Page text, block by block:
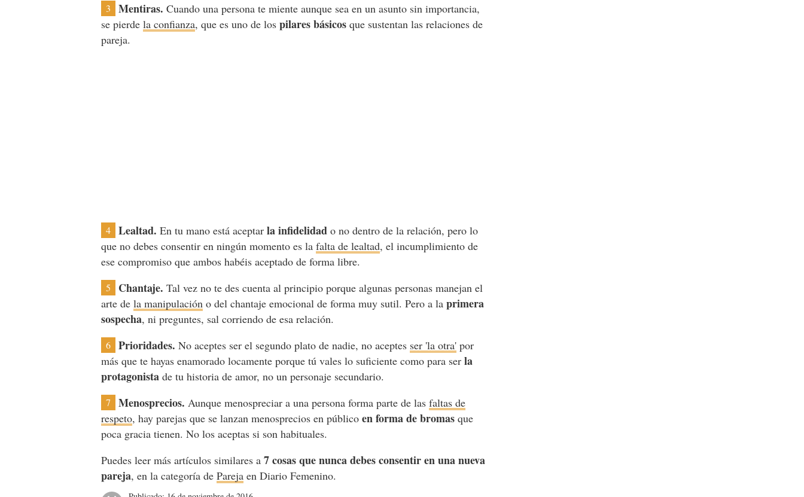
3 Mentiras. Cuando una persona te miente aunque sea en un asunto sin importancia,
se pierdela confianza, que es uno de lospilares básicos que sustentan las relaciones de
pareja.
4 Lealtad. En tu mano está aceptarla infidelidad o no dentro de la relación, pero lo
que no debes consentir en ningún momento es lafalta de lealtad, el incumplimiento de
ese compromiso que ambos habéis aceptado de forma libre.
5 Chantaje. Tal vez no te des cuenta al principio porque algunas personas manejan el
arte dela manipulación o del chantaje emocional de forma muy sutil. Pero a laprimera
sospecha, ni preguntes, sal corriendo de esa relación.
6 Prioridades. No aceptes ser el segundo plato de nadie, no aceptes ser 'la otra' por
más que te hayas enamorado locamente porque tú vales lo suficiente como para serla
protagonista de tu historia de amor, no un personaje secundario.
7 Menosprecios. Aunque menospreciar a una persona forma parte de lasfaltas de
respeto, hay parejas que se lanzan menosprecios en públicoen forma de bromas que
poca gracia tienen. No los aceptas si son habituales.
Puedes leer más artículos similares a7 cosas que nunca debes consentir en una nueva
pareja, en la categoría dePareja en Diario Femenino.